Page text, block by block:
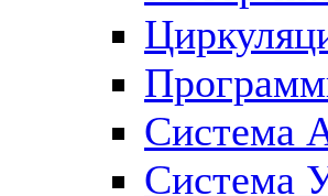
Система
Система